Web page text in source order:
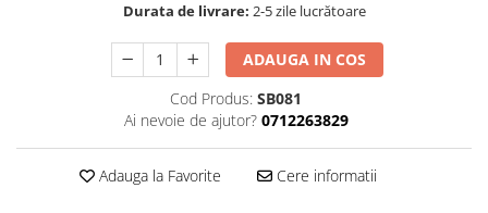
Durata de livrare: 2-5 zile lucrătoare
ADAUGA IN COS
Cod Produs: SB081
Ai nevoie de ajutor? 0712263829
Adauga la Favorite Cere informatii